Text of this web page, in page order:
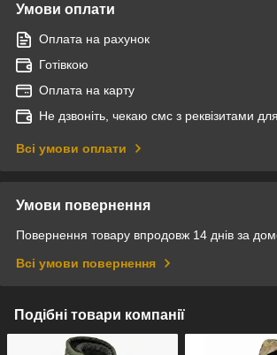
Умови оплати
Оплата на рахунок
Готівкою
Оплата на карту
Не дзвоніть, чекаю смс з реквізитами
Всі умови оплати
Умови повернення
Повернення товару впродовж 14 днів за
Всі умови повернення
Подібні товари компанії